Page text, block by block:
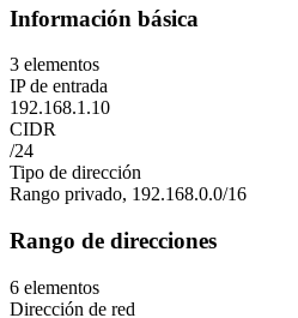
Información básica
3 elementos
IP de entrada
192.168.1.10
CIDR
/24
Tipo de dirección
Rango privado, 192.168.0.0/16
Rango de direcciones
6 elementos
Dirección de red